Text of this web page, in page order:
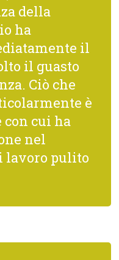
della
ha
il
il guasto
Ciò che
è
con cui ha
nel
lavoro pulito